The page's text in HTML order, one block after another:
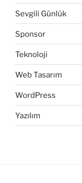
Sevgili Günlük
Sponsor
Teknoloji
Web Tasarım
WordPress
Yazılım